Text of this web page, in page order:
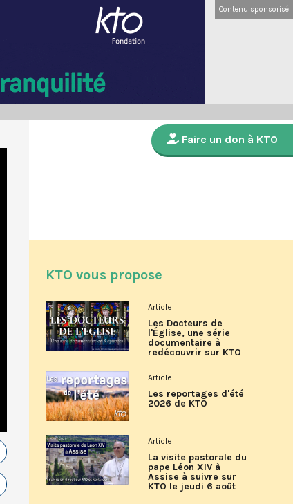
Contenu sponsorisé
Faire un don à KTO
KTO vous propose
Article
Les Docteurs de
l'Église, une série
documentaire à
redécouvrir sur KTO
Article
Les reportages d'été
2026 de KTO
Article
La visite pastorale du
pape Léon XIV à
Assise à suivre sur
KTO le jeudi 6 août